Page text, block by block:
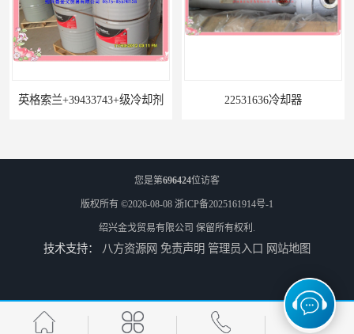
英格索兰+39433743+级冷却剂 22531636冷却器
寿力LS32空压机油冷却器 38459582级冷却剂
您是第696424位访客
版权所有 ©2026-08-08 浙ICP备2025161914号-1
绍兴金戈贸易有限公司 保留所有权利.
技术支持： 八方资源网 免责声明 管理员入口 网站地图